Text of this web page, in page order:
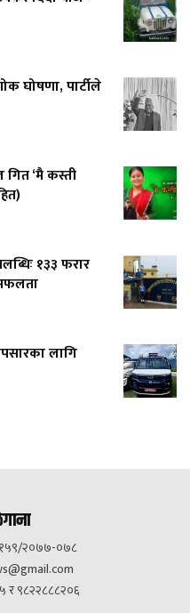
घोषणा, पार्टीले
गित ‘मै कस्ती
१३३ फरार
लागि
२०७७-०७८
र ९८२२८८८२०६